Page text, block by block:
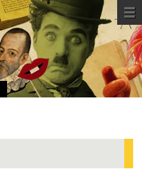
Pasar
al
contenido
principal